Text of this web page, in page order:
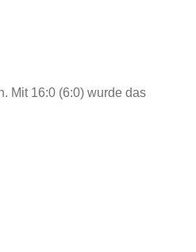
Mit 16:0 (6:0) wurde das